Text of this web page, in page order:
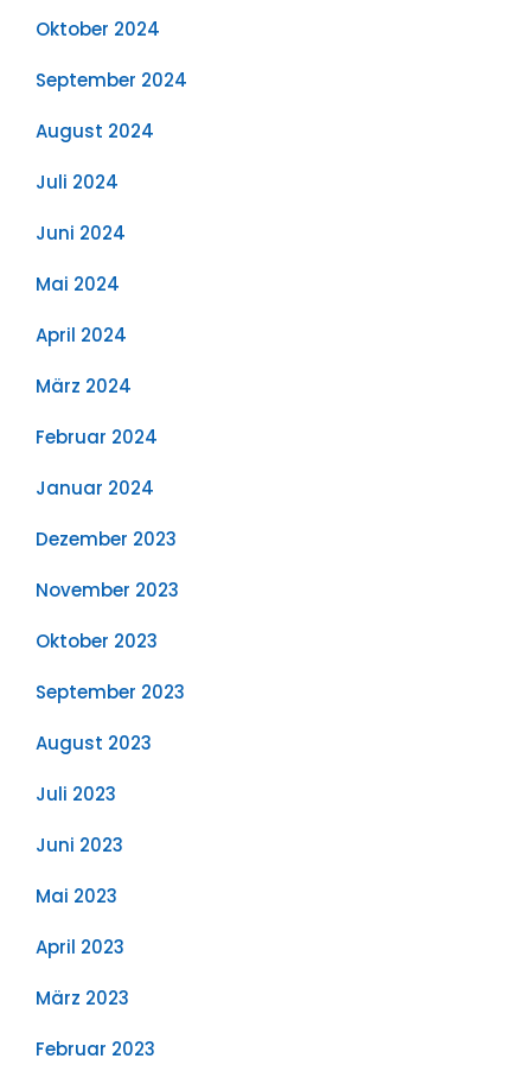
Oktober 2024
September 2024
August 2024
Juli 2024
Juni 2024
Mai 2024
April 2024
März 2024
Februar 2024
Januar 2024
Dezember 2023
November 2023
Oktober 2023
September 2023
August 2023
Juli 2023
Juni 2023
Mai 2023
April 2023
März 2023
Februar 2023